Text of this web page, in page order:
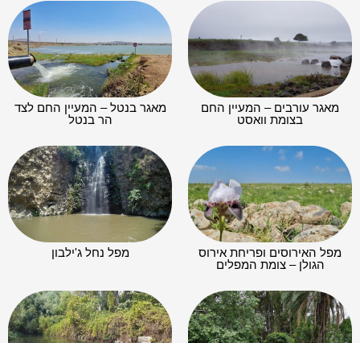
מאגר עורבים – המעיין החם
בצומת וואסט
מאגר בנטל – המעיין החם לצד
הר בנטל
מפל האירוסים ופריחת אירוס
הגולן – צומת המפלים
מפל נחל ג'ילבון